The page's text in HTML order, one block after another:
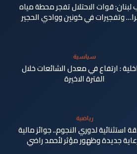
لبنان: قوات الاحتلال تفجر محطة مياه
وتفجيرات في كونين ووادي الحجير
سياسية
: ارتفاع في معدل الشائعات خلال
الفترة الاخيرة
رياضية
استثنائية لدوري النجوم.. جوائز مالية
جديدة وظهور مؤثر لأحمد راضي